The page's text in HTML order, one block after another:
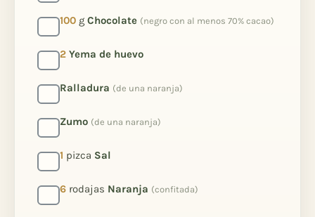
100 g Chocolate (negro con al menos 70% cacao)
2 Yema de huevo
Ralladura (de una naranja)
Zumo (de una naranja)
1 pizca Sal
6 rodajas Naranja (confitada)